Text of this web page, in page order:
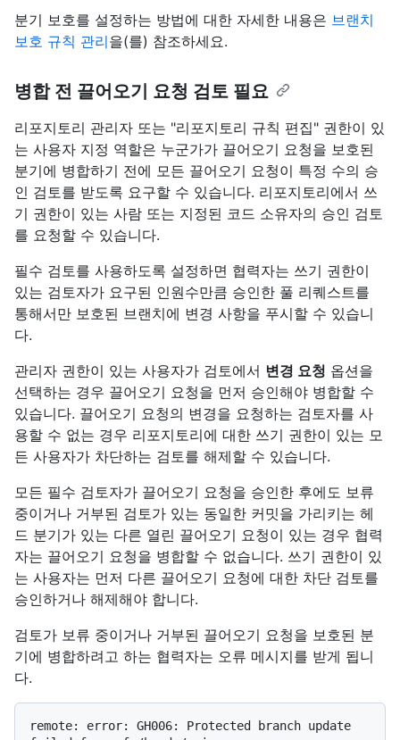
분기 보호를 설정하는 방법에 대한 자세한 내용은 브랜치
보호 규칙 관리을(를) 참조하세요.
병합 전 끌어오기 요청 검토 필요
리포지토리 관리자 또는 "리포지토리 규칙 편집" 권한이 있
는 사용자 지정 역할은 누군가가 끌어오기 요청을 보호된
분기에 병합하기 전에 모든 끌어오기 요청이 특정 수의 승
인 검토를 받도록 요구할 수 있습니다. 리포지토리에서 쓰
기 권한이 있는 사람 또는 지정된 코드 소유자의 승인 검토
를 요청할 수 있습니다.
필수 검토를 사용하도록 설정하면 협력자는 쓰기 권한이
있는 검토자가 요구된 인원수만큼 승인한 풀 리퀘스트를
통해서만 보호된 브랜치에 변경 사항을 푸시할 수 있습니
다.
관리자 권한이 있는 사용자가 검토에서 변경 요청 옵션을
선택하는 경우 끌어오기 요청을 먼저 승인해야 병합할 수
있습니다. 끌어오기 요청의 변경을 요청하는 검토자를 사
용할 수 없는 경우 리포지토리에 대한 쓰기 권한이 있는 모
든 사용자가 차단하는 검토를 해제할 수 있습니다.
모든 필수 검토자가 끌어오기 요청을 승인한 후에도 보류
중이거나 거부된 검토가 있는 동일한 커밋을 가리키는 헤
드 분기가 있는 다른 열린 끌어오기 요청이 있는 경우 협력
자는 끌어오기 요청을 병합할 수 없습니다. 쓰기 권한이 있
는 사용자는 먼저 다른 끌어오기 요청에 대한 차단 검토를
승인하거나 해제해야 합니다.
검토가 보류 중이거나 거부된 끌어오기 요청을 보호된 분
기에 병합하려고 하는 협력자는 오류 메시지를 받게 됩니
다.
remote: error: GH006: Protected branch update